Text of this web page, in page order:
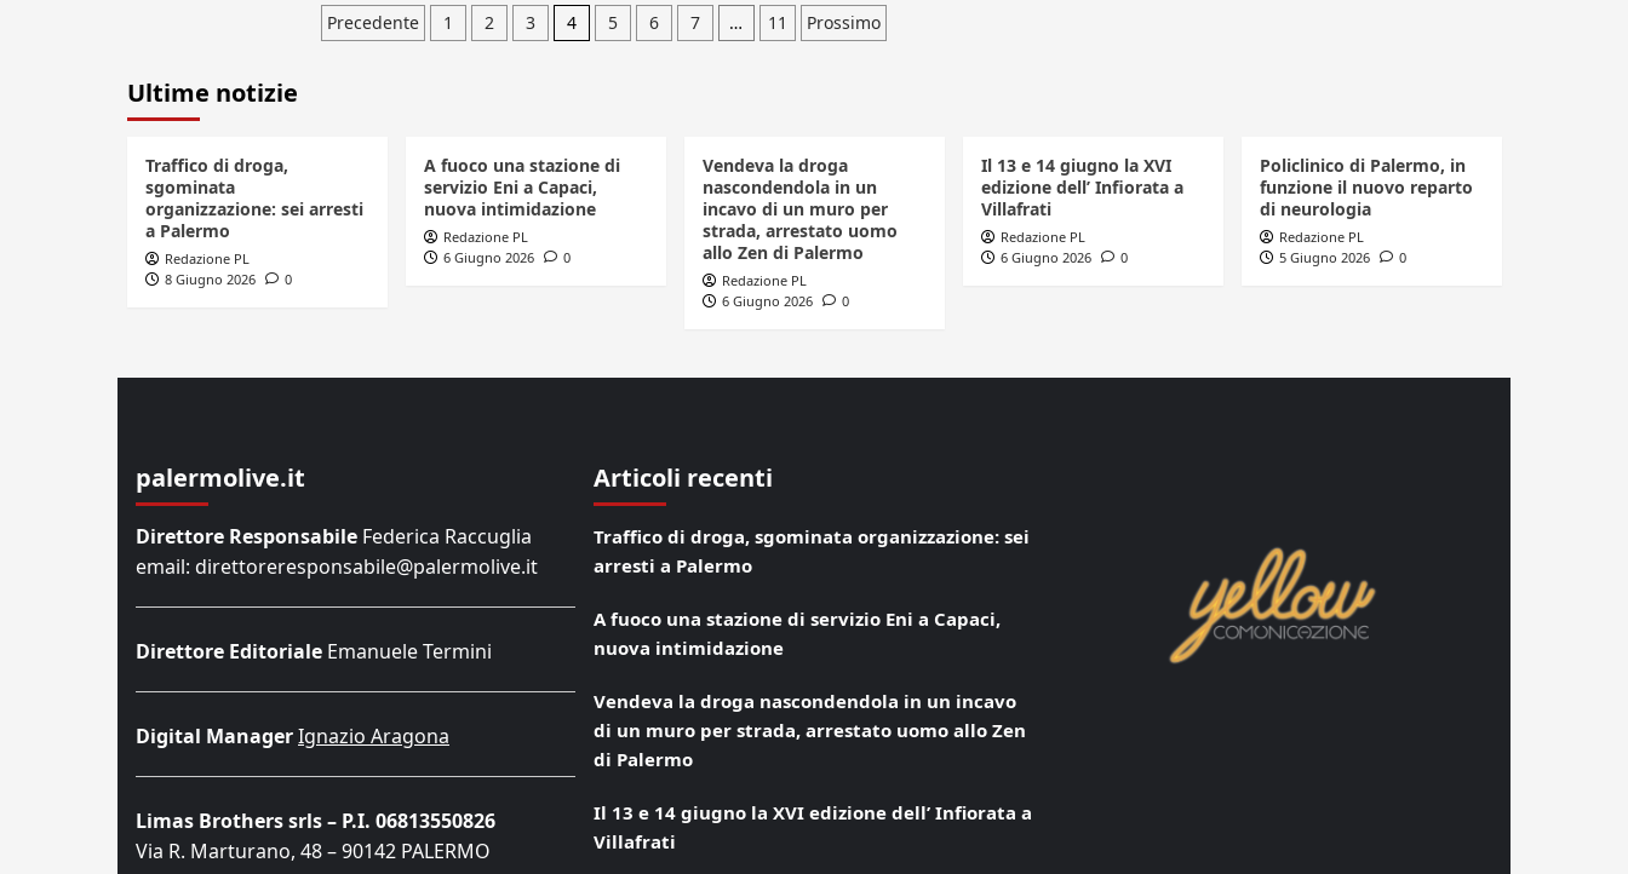
Paginazione
Precedente 1 2 3 4 5 6 7 … 11 Prossimo
Ultime notizie
Traffico di droga,
sgominata
organizzazione: sei arresti
a Palermo
Redazione PL
8 Giugno 2026
0
A fuoco una stazione di
servizio Eni a Capaci,
nuova intimidazione
Redazione PL
6 Giugno 2026
0
Vendeva la droga
nascondendola in un
incavo di un muro per
strada, arrestato uomo
allo Zen di Palermo
Redazione PL
6 Giugno 2026
0
Il 13 e 14 giugno la XVI
edizione dell’ Infiorata a
Villafrati
Redazione PL
6 Giugno 2026
0
Policlinico di Palermo, in
funzione il nuovo reparto
di neurologia
Redazione PL
5 Giugno 2026
0
palermolive.it
Direttore Responsabile Federica Raccuglia
email: direttoreresponsabile@palermolive.it
Direttore Editoriale Emanuele Termini
Digital ManagerIgnazio Aragona
Limas Brothers srls – P.I. 06813550826
Via R. Marturano, 48 – 90142 PALERMO
Articoli recenti
Traffico di droga, sgominata organizzazione: sei
arresti a Palermo
A fuoco una stazione di servizio Eni a Capaci,
nuova intimidazione
Vendeva la droga nascondendola in un incavo
di un muro per strada, arrestato uomo allo Zen
di Palermo
Il 13 e 14 giugno la XVI edizione dell’ Infiorata a
Villafrati